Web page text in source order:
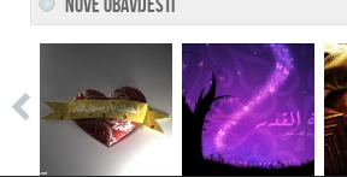
NOVE OBAVIJESTI